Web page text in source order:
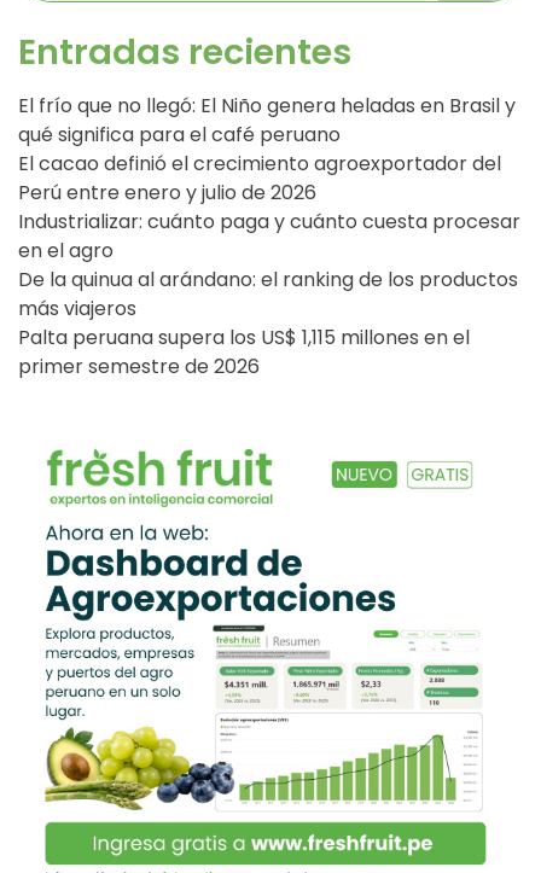
Entradas recientes
El frío que no llegó: El Niño genera heladas en Brasil y
qué significa para el café peruano
El cacao definió el crecimiento agroexportador del
Perú entre enero y julio de 2026
Industrializar: cuánto paga y cuánto cuesta procesar
en el agro
De la quinua al arándano: el ranking de los productos
más viajeros
Palta peruana supera los US$ 1,115 millones en el
primer semestre de 2026